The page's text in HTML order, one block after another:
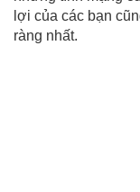
lợi của các bạn
ràng nhất.